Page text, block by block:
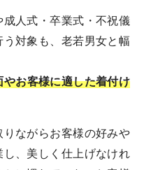
人式・卒業式・不祝儀
対象も、老若男女と幅
お客様に適した着付け
ながらお客様の好みや
、美しく仕上げなけれ